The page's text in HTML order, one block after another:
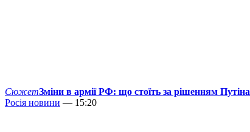
СюжетЗміни в армії РФ: що стоїть за рішенням Путіна
Росія новини — 15:20